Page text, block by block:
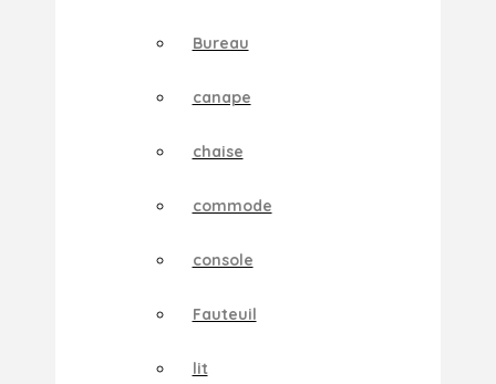
Bureau
canape
chaise
commode
console
Fauteuil
lit